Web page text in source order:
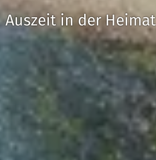
Auszeit in der